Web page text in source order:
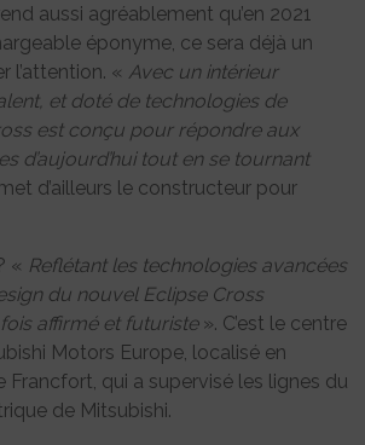
aussi agréablement qu’en 2021
éponyme, ce sera déjà un
l’attention. « Avec un intérieur
et doté de technologies de
est conçu pour répondre aux
d’aujourd’hui tout en se tournant
d’ailleurs le constructeur pour
« Reflétant les technologies avancées
du nouvel Eclipse Cross
affirmé et futuriste». C’est le centre
Motors Europe, localisé en
Francfort, qui a supervisé les lignes du
de Mitsubishi.